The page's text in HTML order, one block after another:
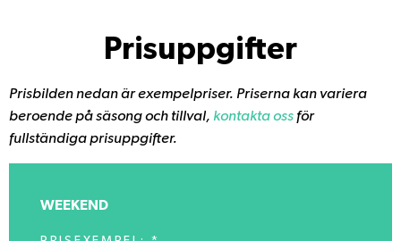
Prisuppgifter
Prisbilden nedan är exempelpriser. Priserna kan variera
beroende på säsong och tillval, kontakta oss för
fullständiga prisuppgifter.
WEEKEND